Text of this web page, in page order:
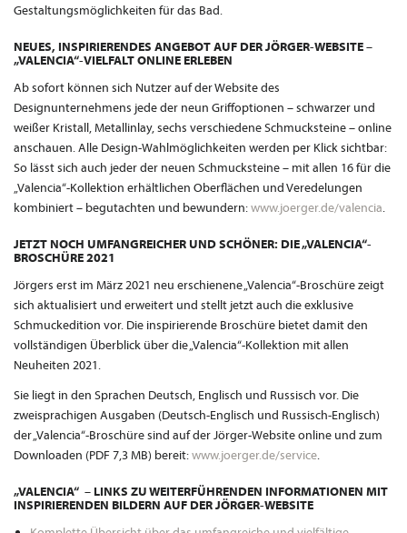
Gestaltungsmöglichkeiten für das Bad.
NEUES, INSPIRIERENDES ANGEBOT AUF DER JÖRGER-WEBSITE –
„VALENCIA“-VIELFALT ONLINE ERLEBEN
Ab sofort können sich Nutzer auf der Website des
Designunternehmens jede der neun Griffoptionen – schwarzer und
weißer Kristall, Metallinlay, sechs verschiedene Schmucksteine – online
anschauen. Alle Design-Wahlmöglichkeiten werden per Klick sichtbar:
So lässt sich auch jeder der neuen Schmucksteine – mit allen 16 für die
„Valencia“-Kollektion erhältlichen Oberflächen und Veredelungen
kombiniert – begutachten und bewundern:www.joerger.de/valencia.
JETZT NOCH UMFANGREICHER UND SCHÖNER: DIE „VALENCIA“-
BROSCHÜRE 2021
Jörgers erst im März 2021 neu erschienene „Valencia“-Broschüre zeigt
sich aktualisiert und erweitert und stellt jetzt auch die exklusive
Schmuckedition vor. Die inspirierende Broschüre bietet damit den
vollständigen Überblick über die „Valencia“-Kollektion mit allen
Neuheiten 2021.
Sie liegt in den Sprachen Deutsch, Englisch und Russisch vor. Die
zweisprachigen Ausgaben (Deutsch-Englisch und Russisch-Englisch)
der „Valencia“-Broschüre sind auf der Jörger-Website online und zum
Downloaden (PDF 7,3 MB) bereit:www.joerger.de/service.
„VALENCIA“ – LINKS ZU WEITERFÜHRENDEN INFORMATIONEN MIT
INSPIRIERENDEN BILDERN AUF DER JÖRGER-WEBSITE